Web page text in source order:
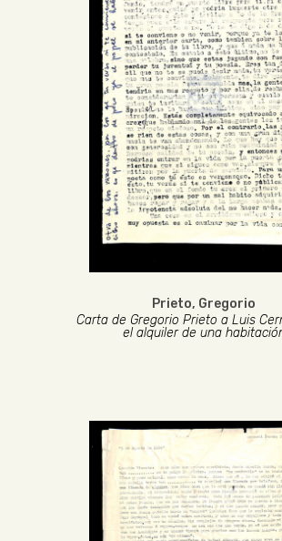
Prieto, Gregorio
Carta de Gregorio Prieto a Luis
el alquiler de una